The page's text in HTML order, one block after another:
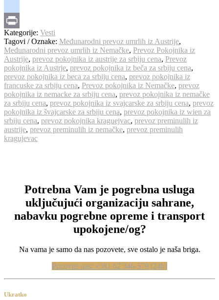
google_bookmarks
Print
Kategorije: Vesti
Tagovi / Oznake: Međunarodni prevoz umrlih iz Austrije,
Međunarodni prevoz umrlih iz Nemačke, Prevoz Pokojnika iz
Austrije, prevoz pokojnika iz austrije za srbiju cena, Prevoz
pokojnika iz Austrje, prevoz pokojnika iz beča za srbiju cena,
prevoz pokojnika iz beca za srbiju cena, prevoz pokojnika iz
francuske za srbiju cena, Prevoz pokojnika iz Nemačke, prevoz
pokojnika iz nemacke za srbiju cena, prevoz pokojnika iz nemačke
za srbiju cena, prevoz pokojnika iz svajcarske za srbiju cena, prevoz
pokojnika iz švajcarske za srbiju cena, prevoz pokojnika iz wien za
srbiju cena, prevoz pokojnika kraguejvac, prevoz preminulih iz
austrije, prevoz preminulih iz nemačke, prevoz preminulih
kragujevac
Potrebna Vam je pogrebna usluga
uključujući organizaciju sahrane,
nabavku pogrebne opreme i transport
upokojene/og?
Na vama je samo da nas pozovete, sve ostalo je naša briga.
Pozovite nas: +381 62 346-579 (24h)
Ukratko